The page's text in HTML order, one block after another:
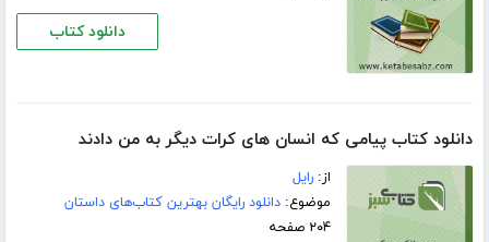
دانلود کتاب
دانلود کتاب پیامی که انسان های کرات دیگر به من دادند
از:رایل
موضوع:دانلود رایگان بهترین کتاب‌های داستان
۲۰۴ صفحه